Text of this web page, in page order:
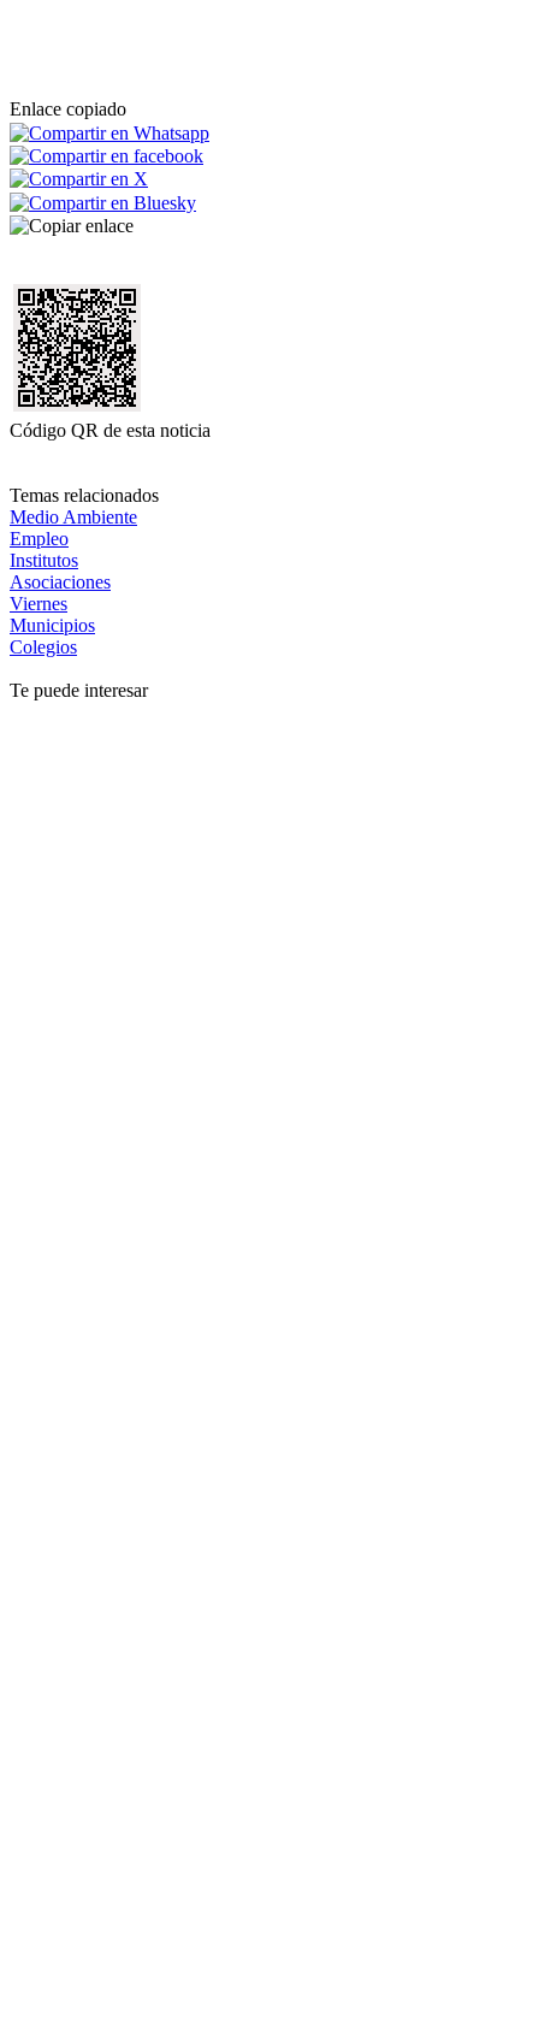
Enlace copiado
Código QR de esta noticia
Temas relacionados
Medio Ambiente
Empleo
Institutos
Asociaciones
Viernes
Municipios
Colegios
Te puede interesar